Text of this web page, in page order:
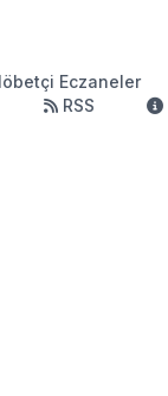
Eczaneler
RSS